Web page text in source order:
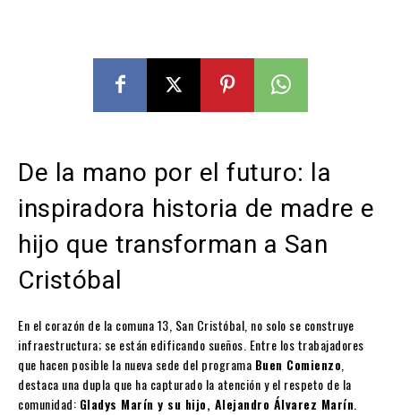
De la mano por el futuro: la
inspiradora historia de madre e
hijo que transforman a San
Cristóbal
En el corazón de la comuna 13, San Cristóbal, no solo se construye
infraestructura; se están edificando sueños. Entre los trabajadores
que hacen posible la nueva sede del programa Buen Comienzo
destaca una dupla que ha capturado la atención y el respeto de la
comunidad: Gladys Marín y su hijo, Alejandro Álvarez Marín